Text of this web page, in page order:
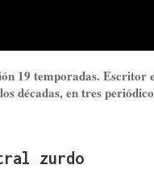
19 temporadas. Escritor
décadas, en tres
zurdo